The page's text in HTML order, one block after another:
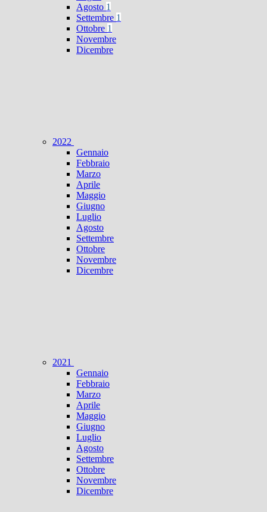
Agosto 1
Settembre 1
Ottobre 1
Novembre
Dicembre
2022
Gennaio
Febbraio
Marzo
Aprile
Maggio
Giugno
Luglio
Agosto
Settembre
Ottobre
Novembre
Dicembre
2021
Gennaio
Febbraio
Marzo
Aprile
Maggio
Giugno
Luglio
Agosto
Settembre
Ottobre
Novembre
Dicembre